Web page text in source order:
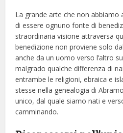
La grande arte che non abbiamo
di essere ognuno fonte di
straordinaria visione attraversa
benedizione non proviene solo
anche da un uomo verso l’altro
malgrado qualche differenza di
entrambe le religioni, ebraica e
stesse nella genealogia di
unico, dal quale siamo nati e
camminando.